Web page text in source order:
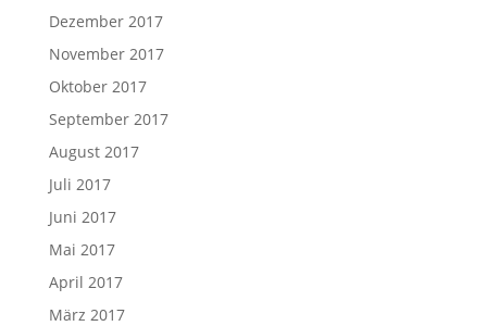
Dezember 2017
November 2017
Oktober 2017
September 2017
August 2017
Juli 2017
Juni 2017
Mai 2017
April 2017
März 2017